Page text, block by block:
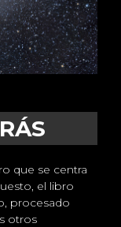
que se centra
el libro
procesado
otros